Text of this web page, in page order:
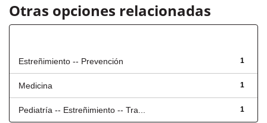
Otras opciones relacionadas
1
Estreñimiento -- Prevención
1
Medicina
1
Pediatría -- Estreñimiento -- Tra...